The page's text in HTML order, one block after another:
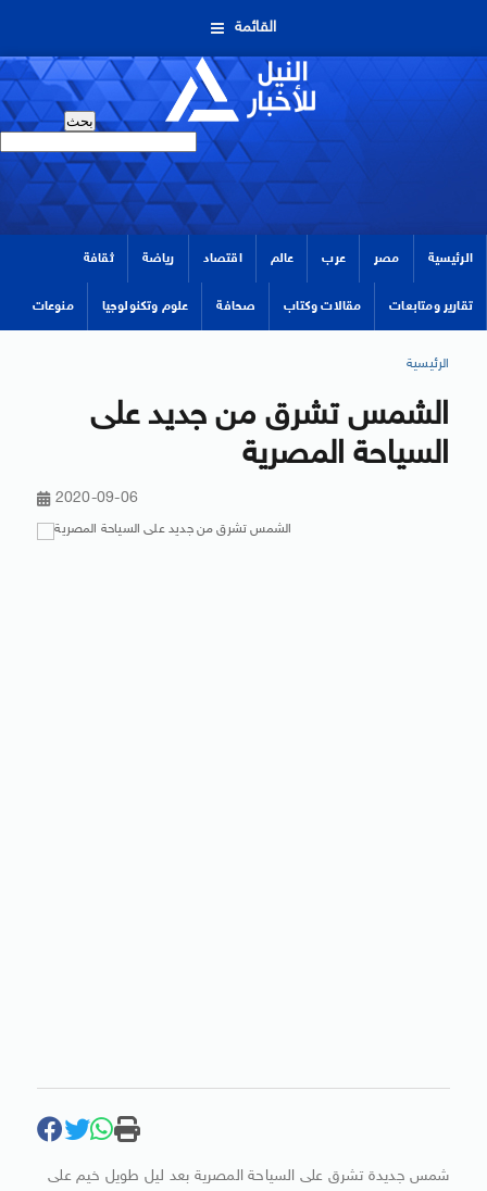
القائمة
الرئيسية مصر عرب عالم اقتصاد رياضة ثقافة
تقارير ومتابعات مقالات وكتاب صحافة علوم وتكنولوجيا منوعات
الرئيسية
الشمس تشرق من جديد على
السياحة المصرية
2020-09-06
شمس جديدة تشرق على السياحة المصرية بعد ليل طويل خيم على